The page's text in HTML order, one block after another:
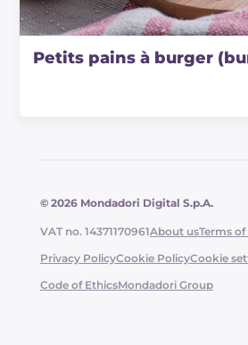
Petits pains à burger
© 2026 Mondadori Digital S.p.A.
VAT no. 14371170961About usTerms of
Privacy PolicyCookie PolicyCookie
Code of EthicsMondadori Group